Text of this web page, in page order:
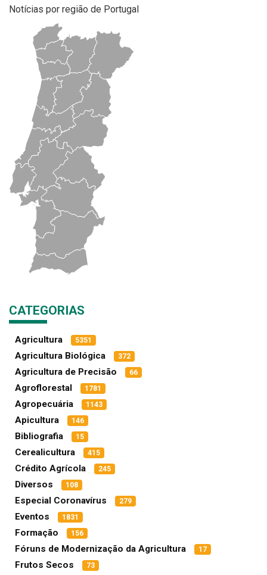
Notícias por região de Portugal
CATEGORIAS
Agricultura 5351
Agricultura Biológica 372
Agricultura de Precisão 66
Agroflorestal 1781
Agropecuária 1143
Apicultura 146
Bibliografia 15
Cerealicultura 415
Crédito Agrícola 245
Diversos 108
Especial Coronavírus 279
Eventos 1831
Formação 156
Fóruns de Modernização da Agricultura 17
Frutos Secos 73